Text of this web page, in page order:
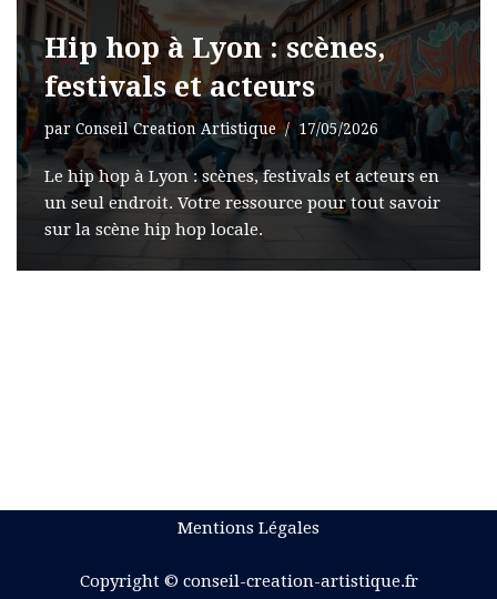
Hip hop à Lyon : scènes,
festivals et acteurs
par Conseil Creation Artistique 17/05/2026
Le hip hop à Lyon : scènes, festivals et acteurs en
un seul endroit. Votre ressource pour tout savoir
sur la scène hip hop locale.
Mentions Légales
Copyright © conseil-creation-artistique.fr